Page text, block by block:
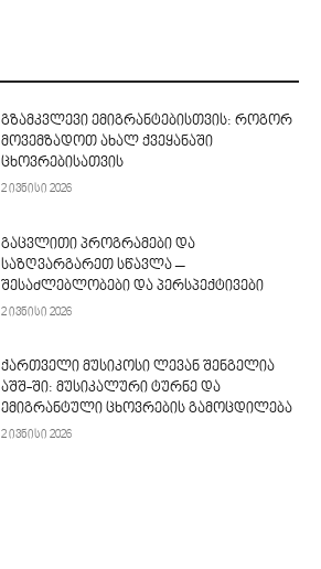
გზამკვლევი ემიგრანტებისთვის: როგორ
მოვემზადოთ ახალ ქვეყანაში
ცხოვრებისათვის
2 ივნისი 2026
გაცვლითი პროგრამები და
საზღვარგარეთ სწავლა –
შესაძლებლობები და პერსპექტივები
2 ივნისი 2026
ქართველი მუსიკოსი ლევან შენგელია
აშშ-ში: მუსიკალური ტურნე და
ემიგრანტული ცხოვრების გამოცდილება
2 ივნისი 2026